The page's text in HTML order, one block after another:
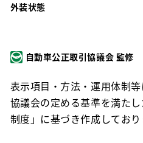
外装状態
自動車公正取引協議会 監修
表示項目・方法・運用体制
協議会の定める基準を満た
制度」に基づき作成しており